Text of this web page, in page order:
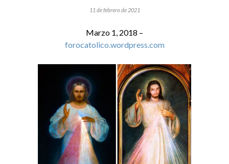
11 de febrero de 2021
Marzo 1, 2018 –
forocatolico.wordpress.com